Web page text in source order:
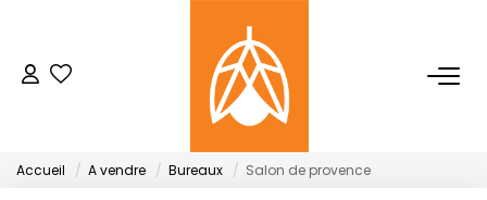
NOTRE AGENCE
Qui Sommes-Nous
Accueil A vendre Bureaux Salon de provence